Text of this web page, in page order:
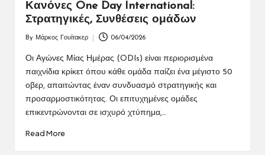
Κανόνες One Day International:
Στρατηγικές, Συνθέσεις ομάδων
by
By Μάρκος Γουίτακερ 06/04/2026
Οι Αγώνες Μίας Ημέρας (ODIs) είναι περιορισμένα
παιχνίδια κρίκετ όπου κάθε ομάδα παίζει ένα μέγιστο 50
οβερ, απαιτώντας έναν συνδυασμό στρατηγικής και
προσαρμοστικότητας. Οι επιτυχημένες ομάδες
επικεντρώνονται σε ισχυρό χτύπημα,…
Read More